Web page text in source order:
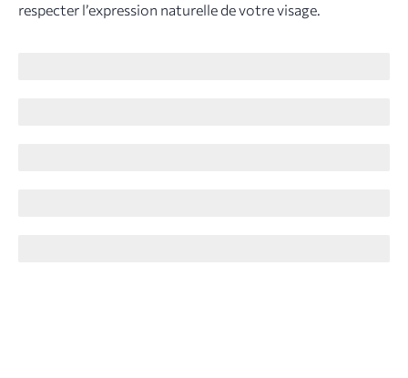
respecter l’expression naturelle de votre visage.